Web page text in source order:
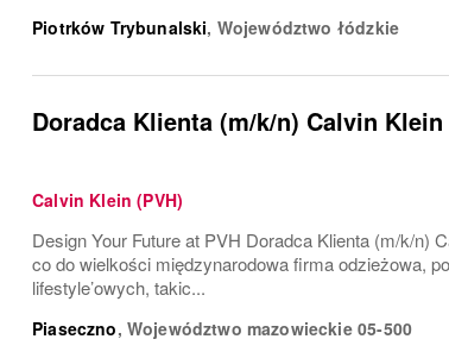
Piotrków Trybunalski, Województwo łódzkie
Doradca Klienta (m/k/n) Calvin
Calvin Klein (PVH)
Design Your Future at PVH Doradca Klienta (m/k/n)
co do wielkości międzynarodowa firma odzieżowa,
lifestyle’owych, takic...
Piaseczno, Województwo mazowieckie 05-500